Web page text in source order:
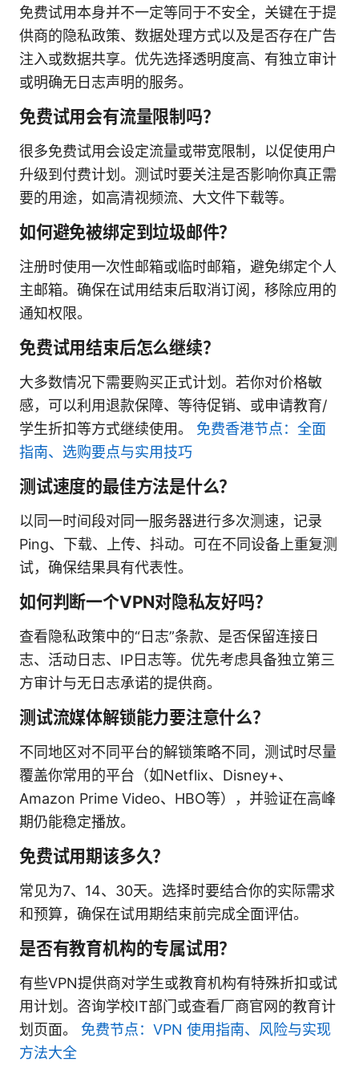
免费试用本身并不一定等同于不安全，关键在于提
供商的隐私政策、数据处理方式以及是否存在广告
注入或数据共享。优先选择透明度高、有独立审计
或明确无日志声明的服务。
免费试用会有流量限制吗？
很多免费试用会设定流量或带宽限制，以促使用户
升级到付费计划。测试时要关注是否影响你真正需
要的用途，如高清视频流、大文件下载等。
如何避免被绑定到垃圾邮件？
注册时使用一次性邮箱或临时邮箱，避免绑定个人
主邮箱。确保在试用结束后取消订阅，移除应用的
通知权限。
免费试用结束后怎么继续？
大多数情况下需要购买正式计划。若你对价格敏
感，可以利用退款保障、等待促销、或申请教育/
学生折扣等方式继续使用。 免费香港节点：全面
指南、选购要点与实用技巧
测试速度的最佳方法是什么？
以同一时间段对同一服务器进行多次测速，记录
Ping、下载、上传、抖动。可在不同设备上重复测
试，确保结果具有代表性。
如何判断一个VPN对隐私友好吗？
查看隐私政策中的“日志”条款、是否保留连接日
志、活动日志、IP日志等。优先考虑具备独立第三
方审计与无日志承诺的提供商。
测试流媒体解锁能力要注意什么？
不同地区对不同平台的解锁策略不同，测试时尽量
覆盖你常用的平台（如Netflix、Disney+、
Amazon Prime Video、HBO等），并验证在高峰
期仍能稳定播放。
免费试用期该多久？
常见为7、14、30天。选择时要结合你的实际需求
和预算，确保在试用期结束前完成全面评估。
是否有教育机构的专属试用？
有些VPN提供商对学生或教育机构有特殊折扣或试
用计划。咨询学校IT部门或查看厂商官网的教育计
划页面。 免费节点：VPN 使用指南、风险与实现
方法大全